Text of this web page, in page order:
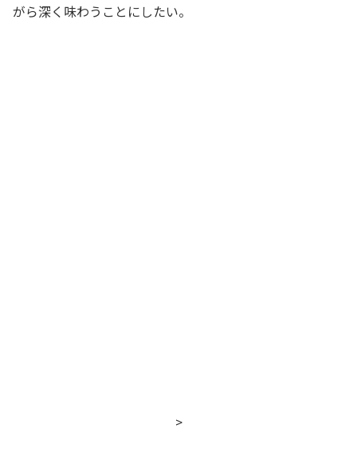
がら深く味わうことにしたい。
>